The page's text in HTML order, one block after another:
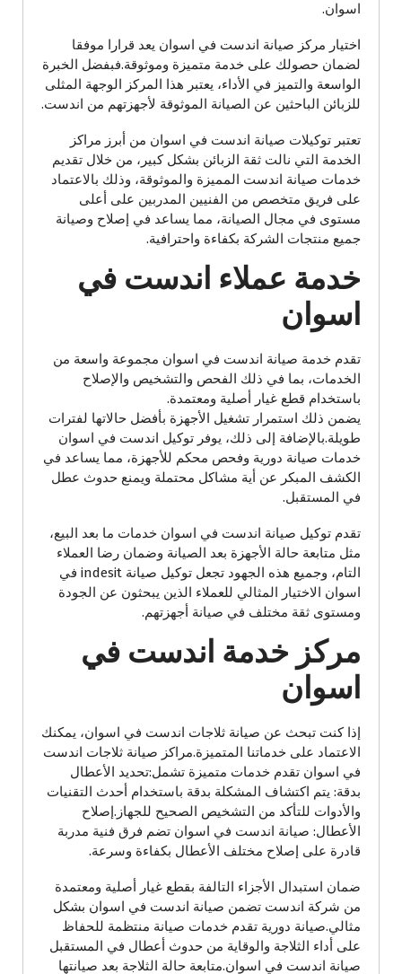
اسوان.
اختيار مركز صيانة اندست في اسوان يعد قرارا موفقا
لضمان حصولك على خدمة متميزة وموثوقة.فبفضل الخبرة
الواسعة والتميز في الأداء، يعتبر هذا المركز الوجهة المثلى
للزبائن الباحثين عن الصيانة الموثوقة لأجهزتهم من اندست.
تعتبر توكيلات صيانة اندست في اسوان من أبرز مراكز
الخدمة التي نالت ثقة الزبائن بشكل كبير، من خلال تقديم
خدمات صيانة اندست المميزة والموثوقة، وذلك بالاعتماد
على فريق متخصص من الفنيين المدربين على أعلى
مستوى في مجال الصيانة، مما يساعد في إصلاح وصيانة
جميع منتجات الشركة بكفاءة واحترافية.
خدمة عملاء اندست في
اسوان
تقدم خدمة صيانة اندست في اسوان مجموعة واسعة من
الخدمات، بما في ذلك الفحص والتشخيص والإصلاح
باستخدام قطع غيار أصلية ومعتمدة.
يضمن ذلك استمرار تشغيل الأجهزة بأفضل حالاتها لفترات
طويلة.بالإضافة إلى ذلك، يوفر توكيل اندست في اسوان
خدمات صيانة دورية وفحص محكم للأجهزة، مما يساعد في
الكشف المبكر عن أية مشاكل محتملة ويمنع حدوث عطل
في المستقبل.
تقدم توكيل صيانة اندست في اسوان خدمات ما بعد البيع،
مثل متابعة حالة الأجهزة بعد الصيانة وضمان رضا العملاء
التام، وجميع هذه الجهود تجعل توكيل صيانة indesit في
اسوان الاختيار المثالي للعملاء الذين يبحثون عن الجودة
ومستوى ثقة مختلف في صيانة أجهزتهم.
مركز خدمة اندست في
اسوان
إذا كنت تبحث عن صيانة ثلاجات اندست في اسوان، يمكنك
الاعتماد على خدماتنا المتميزة.مراكز صيانة ثلاجات اندست
في اسوان تقدم خدمات متميزة تشمل:تحديد الأعطال
بدقة: يتم اكتشاف المشكلة بدقة باستخدام أحدث التقنيات
والأدوات للتأكد من التشخيص الصحيح للجهاز.إصلاح
الأعطال: صيانة اندست في اسوان تضم فرق فنية مدربة
قادرة على إصلاح مختلف الأعطال بكفاءة وسرعة.
ضمان استبدال الأجزاء التالفة بقطع غيار أصلية ومعتمدة
من شركة اندست تضمن صيانة اندست في اسوان بشكل
مثالي.صيانة دورية تقدم خدمات صيانة منتظمة للحفاظ
على أداء الثلاجة والوقاية من حدوث أعطال في المستقبل
صيانة اندست في اسوان.متابعة حالة الثلاجة بعد صيانتها